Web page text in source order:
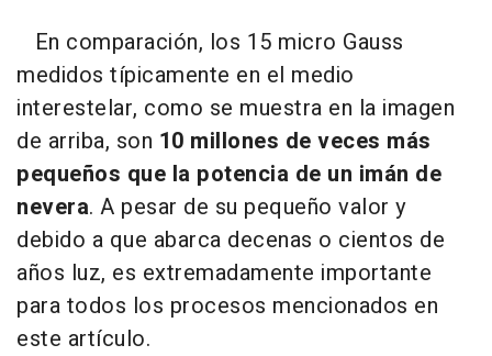
En comparación, los 15 micro Gauss
medidos típicamente en el medio
interestelar, como se muestra en la imagen
de arriba, son 10 millones de veces más
pequeños que la potencia de un imán de
nevera. A pesar de su pequeño valor y
debido a que abarca decenas o cientos de
años luz, es extremadamente importante
para todos los procesos mencionados en
este artículo.